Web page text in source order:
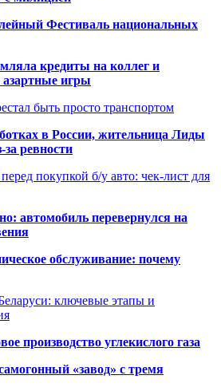
Фестиваль национальных
кредиты на коллег и
азартные игры
быть просто транспортом
в России, жительница Лиды
за ревности
покупкой б/у авто: чек-лист для
автомобиль перевернулся на
обслуживание: почему
ключевые этапы и
производство углекислого газа
«завод» с тремя